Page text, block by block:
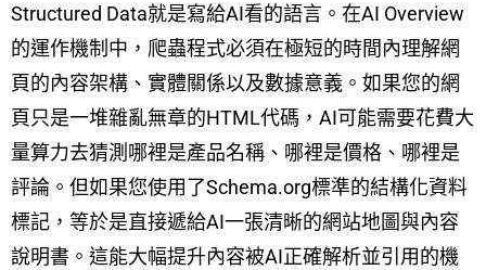
Structured Data就是寫給AI看的語言。在AI Overview
的運作機制中，爬蟲程式必須在極短的時間內理解網
頁的內容架構、實體關係以及數據意義。如果您的網
頁只是一堆雜亂無章的HTML代碼，AI可能需要花費大
量算力去猜測哪裡是產品名稱、哪裡是價格、哪裡是
評論。但如果您使用了Schema.org標準的結構化資料
標記，等於是直接遞給AI一張清晰的網站地圖與內容
說明書。這能大幅提升內容被AI正確解析並引用的機